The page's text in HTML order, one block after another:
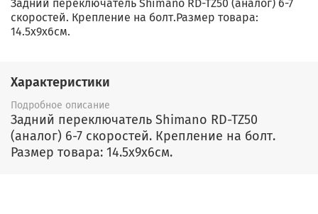
Задний переключатель Shimano RD-TZ50 (аналог) 6-7
скоростей. Крепление на болт.Размер товара:
14.5x9x6см.
Характеристики
Подробное описание
Задний переключатель Shimano RD-TZ50
(аналог) 6-7 скоростей. Крепление на болт.
Размер товара: 14.5x9x6см.